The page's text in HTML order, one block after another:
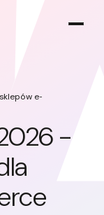
e-commerce
-